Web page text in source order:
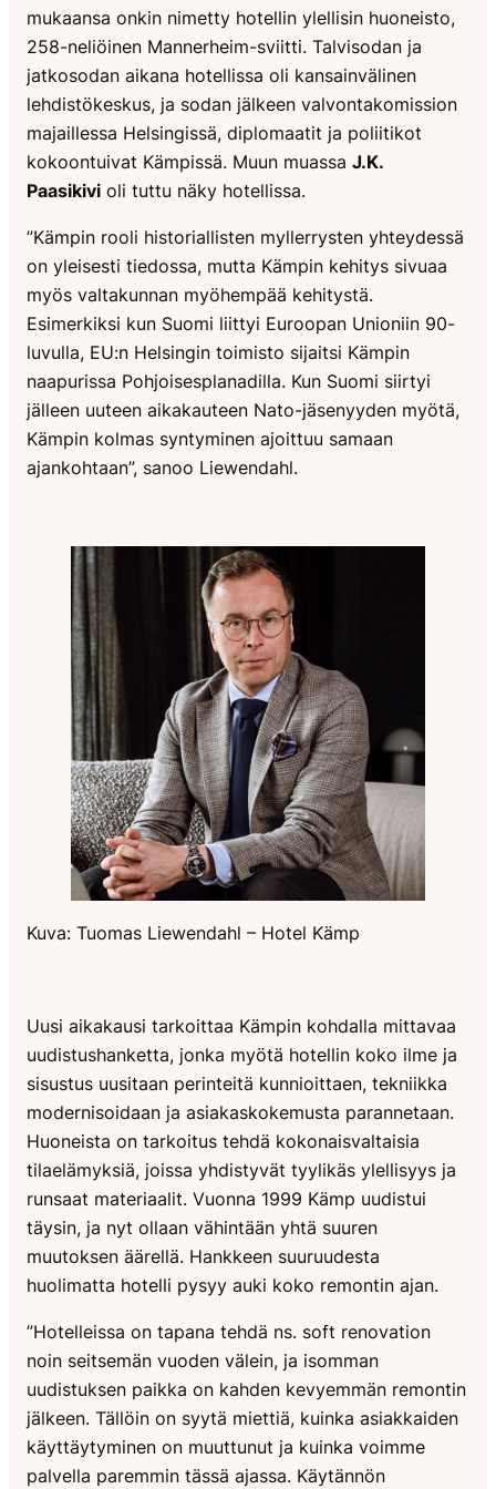
mukaansa onkin nimetty hotellin ylellisin huoneisto,
258-neliöinen Mannerheim-sviitti. Talvisodan ja
jatkosodan aikana hotellissa oli kansainvälinen
lehdistökeskus, ja sodan jälkeen valvontakomission
majaillessa Helsingissä, diplomaatit ja poliitikot
kokoontuivat Kämpissä. Muun muassa J.K.
Paasikivi oli tuttu näky hotellissa.
”Kämpin rooli historiallisten myllerrysten yhteydessä
on yleisesti tiedossa, mutta Kämpin kehitys sivuaa
myös valtakunnan myöhempää kehitystä.
Esimerkiksi kun Suomi liittyi Euroopan Unioniin 90-
luvulla, EU:n Helsingin toimisto sijaitsi Kämpin
naapurissa Pohjoisesplanadilla. Kun Suomi siirtyi
jälleen uuteen aikakauteen Nato-jäsenyyden myötä,
Kämpin kolmas syntyminen ajoittuu samaan
ajankohtaan”, sanoo Liewendahl.
Kuva: Tuomas Liewendahl – Hotel Kämp
Uusi aikakausi tarkoittaa Kämpin kohdalla mittavaa
uudistushanketta, jonka myötä hotellin koko ilme ja
sisustus uusitaan perinteitä kunnioittaen, tekniikka
modernisoidaan ja asiakaskokemusta parannetaan.
Huoneista on tarkoitus tehdä kokonaisvaltaisia
tilaelämyksiä, joissa yhdistyvät tyylikäs ylellisyys ja
runsaat materiaalit. Vuonna 1999 Kämp uudistui
täysin, ja nyt ollaan vähintään yhtä suuren
muutoksen äärellä. Hankkeen suuruudesta
huolimatta hotelli pysyy auki koko remontin ajan.
”Hotelleissa on tapana tehdä ns. soft renovation
noin seitsemän vuoden välein, ja isomman
uudistuksen paikka on kahden kevyemmän remontin
jälkeen. Tällöin on syytä miettiä, kuinka asiakkaiden
käyttäytyminen on muuttunut ja kuinka voimme
palvella paremmin tässä ajassa. Käytännön